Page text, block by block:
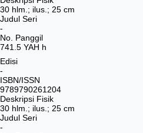
30 hlm.; ilus.; 25 cm
Judul Seri
-
No. Panggil
741.5 YAH h
Edisi
-
ISBN/ISSN
9789790261204
Deskripsi Fisik
30 hlm.; ilus.; 25 cm
Judul Seri
-